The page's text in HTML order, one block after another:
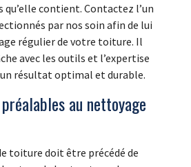
qu’elle contient. Contactez l’un
par nos soin afin de lui
régulier de votre toiture. Il
avec les outils et l’expertise
un résultat optimal et durable.
au nettoyage
toiture doit être précédé de